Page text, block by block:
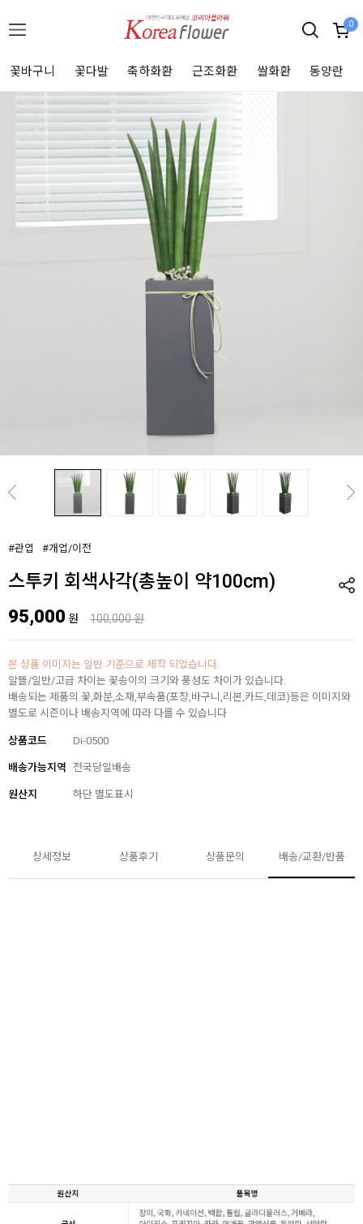
0
꽃바구니 꽃다발 축하화환 근조화환 쌀화환 동양란
#관엽 #개업/이전
스투키 회색사각(총높이 약100cm)
95,000 원 100,000 원
본 상품 이미지는 일반 기준으로 제작 되었습니다.
알뜰/일반/고급 차이는 꽃송이의 크기와 풍성도 차이가 있습니다.
배송되는 제품의 꽃,화분,소재,부속품(포장,바구니,리본,카드,데코)등은 이미지와
별도로 시즌이나 배송지역에 따라 다를 수 있습니다
상품코드 Di-0500
배송가능지역 전국당일배송
원산지 하단 별도표시
상세정보 상품후기 상품문의 배송/교환/반품